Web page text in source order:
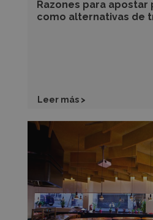
Razones para apostar
como alternativas de
Leer más >
Claves
espacio
gastronómico
por